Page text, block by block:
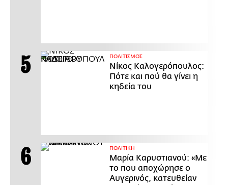
ΠΟΛΙΤΙΣΜΟΣ
Νίκος Καλογερόπουλος:
Πότε και πού θα γίνει η
κηδεία του
ΠΟΛΙΤΙΚΗ
Μαρία Καρυστιανού: «Με
το που αποχώρησε ο
Αυγερινός, κατευθείαν